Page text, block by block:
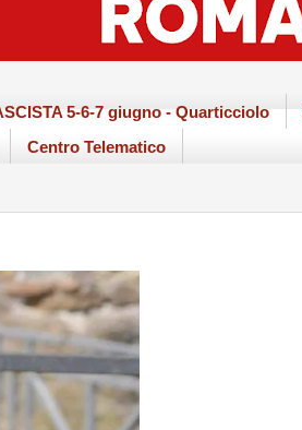
5-6-7 giugno - Quarticciolo
Centro Telematico